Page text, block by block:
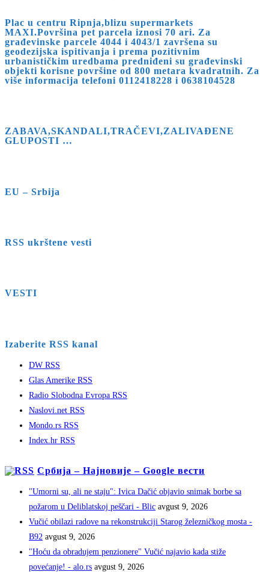
to
close
the
search
panel.
Plac u centru Ripnja,blizu supermarkets
MAXI.Površina pet parcela iznosi 70 ari. Za
građevinske parcele 4044 i 4043/1 završena su
geodezijska ispitivanja i prema pozitivnim
urbanističkim uredbama predniđeni su građevinski
objekti korisne površine od 800 metara kvadratnih. Za
više informacija telefoni 0112418228 i 0638104528
ZABAVA,SKANDALI,TRAČEVI,ZALIVAĐENE
GLUPOSTI …
EU – Srbija
RSS ukrštene vesti
VESTI
Izaberite RSS kanal
DW RSS
Glas Amerike RSS
Radio Slobodna Evropa RSS
Naslovi.net RSS
Mondo.rs RSS
Index.hr RSS
Србија – Најновије – Google вести
"Umorni su, ali ne staju": Ivica Dačić objavio snimak borbe sa
požarom u Deliblatskoj peščari - Blic avgust 9, 2026
Vučić obilazi radove na rekonstrukciji Starog železničkog mosta -
B92 avgust 9, 2026
"Hoću da obradujem penzionere" Vučić najavio kada stiže
povećanje! - alo.rs avgust 9, 2026